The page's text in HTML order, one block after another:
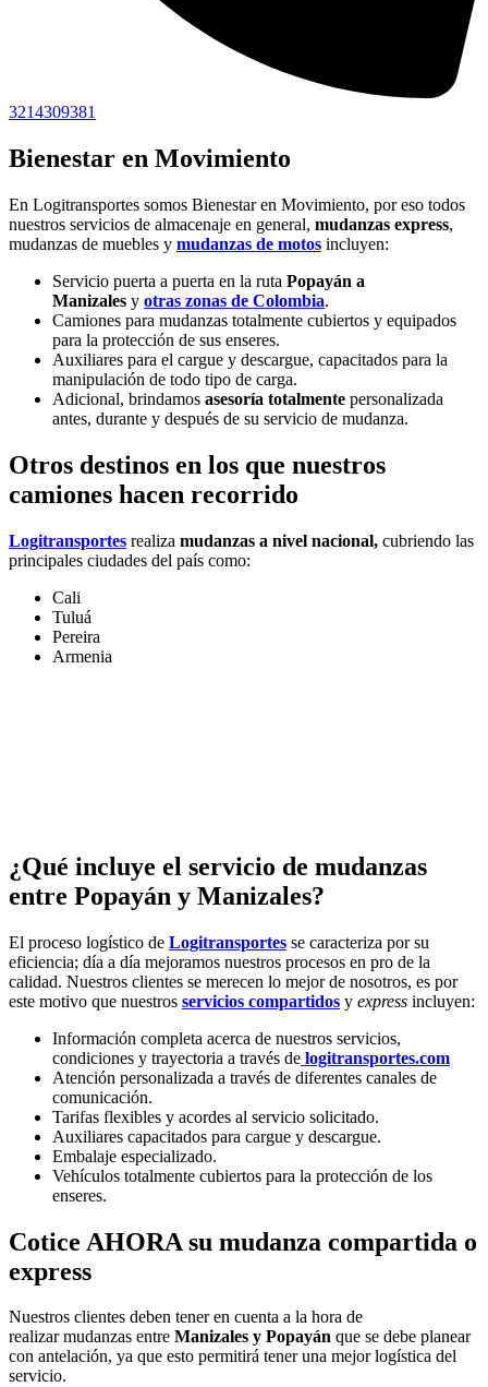
3214309381
Bienestar en Movimiento
En Logitransportes somos Bienestar en Movimiento, por eso todos
nuestros servicios de almacenaje en general, mudanzas express,
mudanzas de muebles y mudanzas de motos incluyen:
Servicio puerta a puerta en la ruta Popayán a
Manizales y otras zonas de Colombia.
Camiones para mudanzas totalmente cubiertos y equipados
para la protección de sus enseres.
Auxiliares para el cargue y descargue, capacitados para la
manipulación de todo tipo de carga.
Adicional, brindamos asesoría totalmente personalizada
antes, durante y después de su servicio de mudanza.
Otros destinos en los que nuestros
camiones hacen recorrido
Logitransportes realiza mudanzas a nivel nacional, cubriendo las
principales ciudades del país como:
Cali
Tuluá
Pereira
Armenia
¿Qué incluye el servicio de mudanzas
entre Popayán y Manizales?
El proceso logístico de Logitransportes se caracteriza por su
eficiencia; día a día mejoramos nuestros procesos en pro de la
calidad. Nuestros clientes se merecen lo mejor de nosotros, es por
este motivo que nuestros servicios compartidos y express incluyen:
Información completa acerca de nuestros servicios,
condiciones y trayectoria a través de logitransportes.com
Atención personalizada a través de diferentes canales de
comunicación.
Tarifas flexibles y acordes al servicio solicitado.
Auxiliares capacitados para cargue y descargue.
Embalaje especializado.
Vehículos totalmente cubiertos para la protección de los
enseres.
Cotice AHORA su mudanza compartida o
express
Nuestros clientes deben tener en cuenta a la hora de
realizar mudanzas entre Manizales y Popayán que se debe planear
con antelación, ya que esto permitirá tener una mejor logística del
servicio.